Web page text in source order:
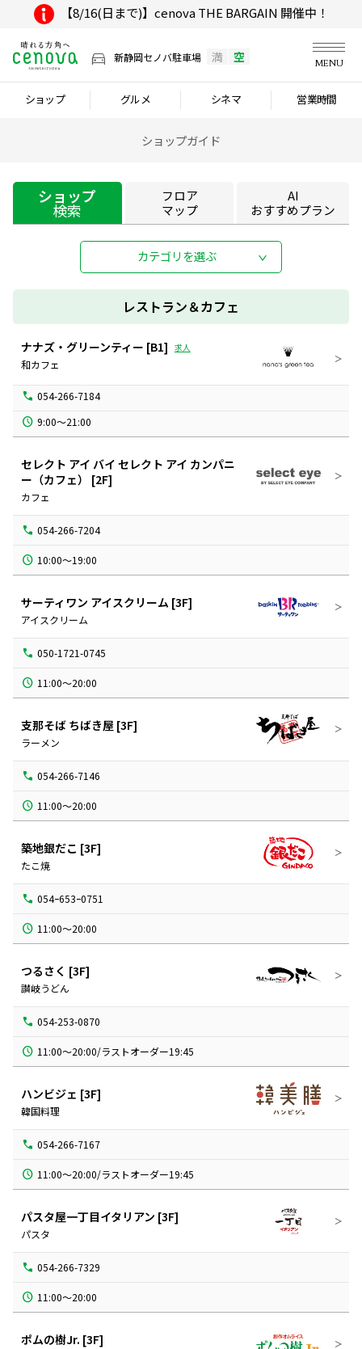
【8/16(日まで)】cenova THE BARGAIN 開催中！
新静岡セノバ駐車場 満 空 MENU
ショップ グルメ シネマ 営業時間
ショップガイド
ショップ
検索
フロア
マップ
AI
おすすめプラン
カテゴリを選ぶ
レストラン＆カフェ
ナナズ・グリーンティー [B1] 求人
和カフェ
054-266-7184
9:00～21:00
セレクト アイ バイ セレクト アイ カンパニ
ー（カフェ）
[2F]
カフェ
054-266-7204
10:00～19:00
サーティワン アイスクリーム [3F]
アイスクリーム
050-1721-0745
11:00～20:00
支那そば ちばき屋 [3F]
ラーメン
054-266-7146
築地銀だこ [3F]
たこ焼
054ｰ653ｰ0751
11:00～20:00
つるさく [3F]
讃岐うどん
054-253-0870
11:00～20:00/ラストオーダー19:45
ハンビジェ [3F]
韓国料理
054-266-7167
パスタ屋一丁目イタリアン [3F]
パスタ
054-266-7329
11:00～20:00
ポムの樹Jr. [3F]